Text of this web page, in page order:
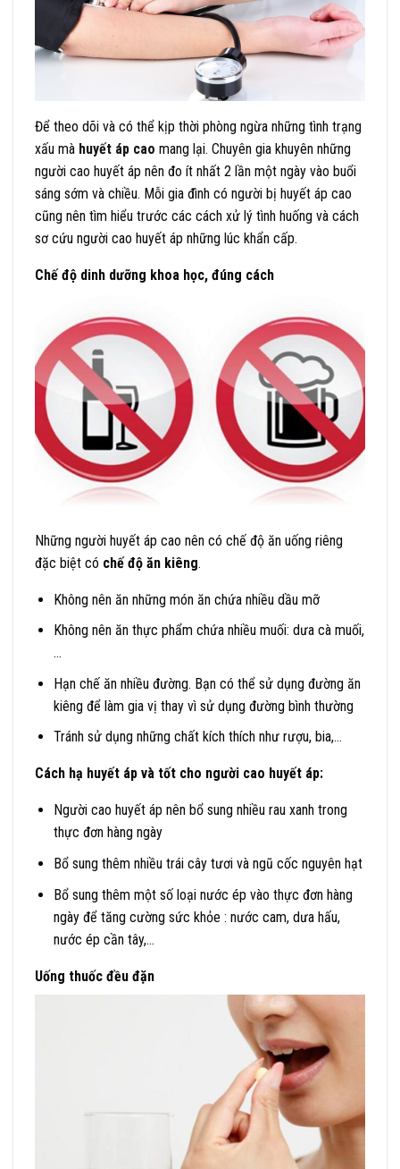
Để theo dõi và có thể kịp thời phòng ngừa những tình trạng
xấu mà huyết áp cao mang lại. Chuyên gia khuyên những
người cao huyết áp nên đo ít nhất 2 lần một ngày vào buổi
sáng sớm và chiều. Mỗi gia đình có người bị huyết áp cao
cũng nên tìm hiểu trước các cách xử lý tình huống và cách
sơ cứu người cao huyết áp những lúc khẩn cấp.
Chế độ dinh dưỡng khoa học, đúng cách
Những người huyết áp cao nên có chế độ ăn uống riêng
đặc biệt có chế độ ăn kiêng.
Không nên ăn những món ăn chứa nhiều dầu mỡ
Không nên ăn thực phẩm chứa nhiều muối: dưa cà muối,
…
Hạn chế ăn nhiều đường. Bạn có thể sử dụng đường ăn
kiêng để làm gia vị thay vì sử dụng đường bình thường
Tránh sử dụng những chất kích thích như rượu, bia,…
Cách hạ huyết áp và tốt cho người cao huyết áp:
Người cao huyết áp nên bổ sung nhiều rau xanh trong
thực đơn hàng ngày
Bổ sung thêm nhiều trái cây tươi và ngũ cốc nguyên hạt
Bổ sung thêm một số loại nước ép vào thực đơn hàng
ngày để tăng cường sức khỏe : nước cam, dưa hấu,
nước ép cần tây,…
Uống thuốc đều đặn